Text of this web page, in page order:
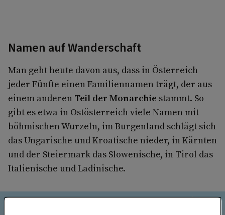
Namen auf Wanderschaft
Man geht heute davon aus, dass in Österreich
jeder Fünfte einen Familiennamen trägt, der aus
einem anderen Teil der Monarchie stammt. So
gibt es etwa in Ostösterreich viele Namen mit
böhmischen Wurzeln, im Burgenland schlägt sich
das Ungarische und Kroatische nieder, in Kärnten
und der Steiermark das Slowenische, in Tirol das
Italienische und Ladinische.